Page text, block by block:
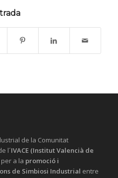
de la Comunitat
l´IVACE (Institut Valencià de
a la promoció i
de Simbiosi Industrial entre